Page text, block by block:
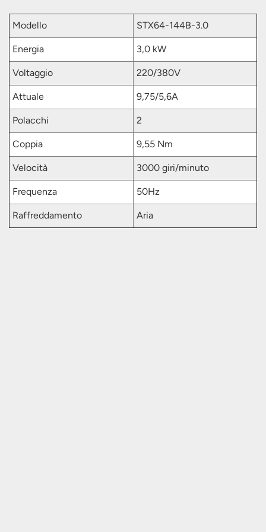
Modello STX64-144B-3.0
Energia 3,0 kW
Voltaggio 220/380V
Attuale 9,75/5,6A
Polacchi 2
Coppia 9,55 Nm
Velocità 3000 giri/minuto
Frequenza 50Hz
Raffreddamento Aria